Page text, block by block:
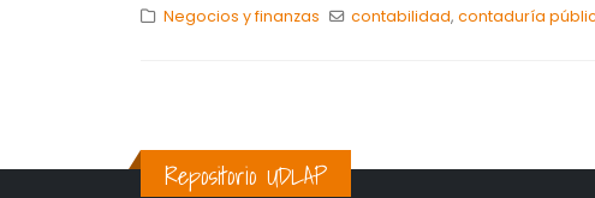
Negocios y finanzas contabilidad,contaduría
Repositorio UDLAP